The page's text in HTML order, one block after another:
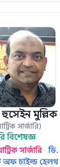
মুল্লিক
সার্জারি)
বিশেষজ্ঞ
সার্জারি ·
অফ চাইল্ড হেলথ